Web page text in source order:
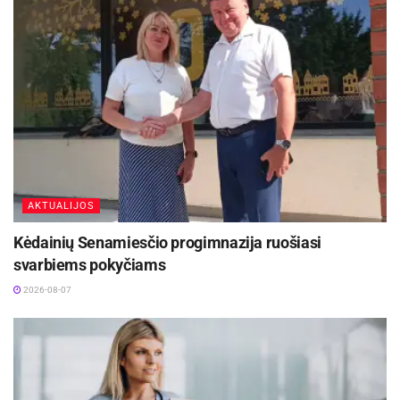
Veterinaras pabrėžia, kad nereikėtų tikėtis, jog
pirmą kartą prie ežero atvykęs šuo iš karto
AKTUALIJOS
Kėdainių Senamiesčio progimnazija ruošiasi
svarbiems pokyčiams
2026-08-07